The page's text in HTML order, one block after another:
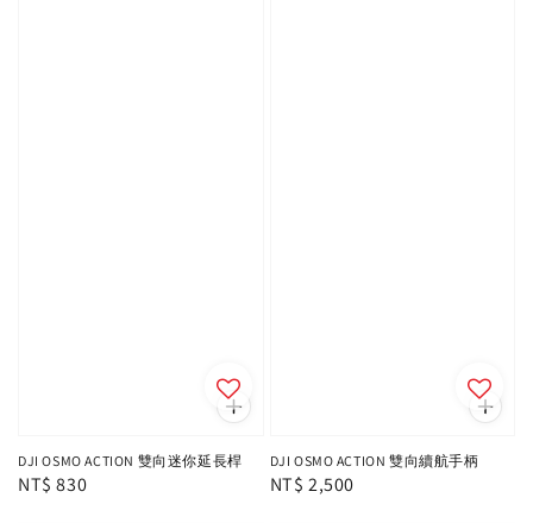
DJI OSMO ACTION 雙向迷你延長桿
Regular
NT$ 830
DJI OSMO ACTION 雙向續航手柄
Regular
NT$ 2,500